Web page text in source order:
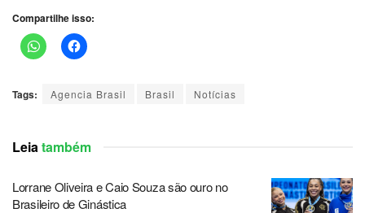
Compartilhe isso:
Tags: Agencia Brasil Brasil Notícias
Leia também
Lorrane Oliveira e Caio Souza são ouro no
Brasileiro de Ginástica